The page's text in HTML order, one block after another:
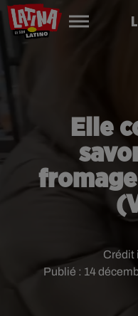
Elle
Publié : 14
Crédit